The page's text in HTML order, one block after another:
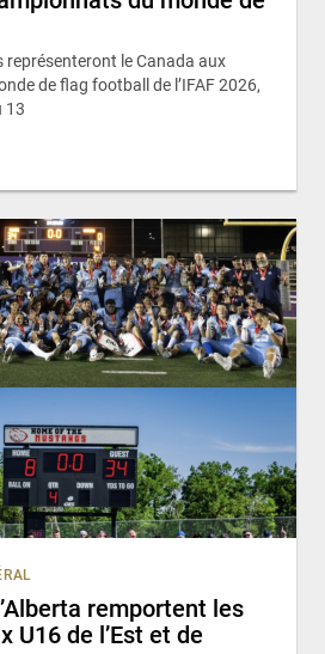
le Canada aux
de flag football de l’IFAF 2026,
13
remportent les
U16 de l’Est et de